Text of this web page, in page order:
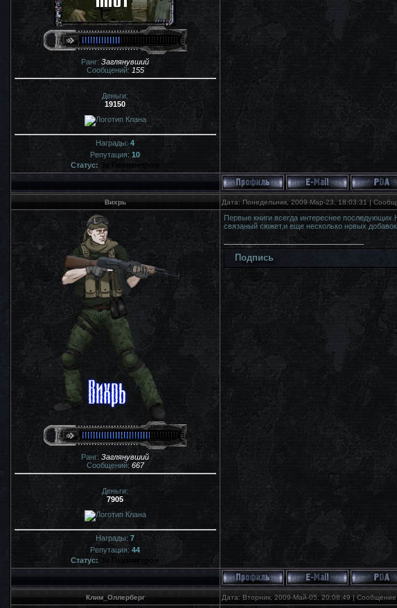
Ранг:Заглянувший
Сообщений:155
Деньги:
19150
Награды:4
Репутация:10
Статус: За Периметром
Вихрь Дата: Понедельник, 2009-Мар-23, 18:03:31 |
Ранг: Заглянувший
Сообщений: 667
Деньги:
7905
Награды:7
Репутация: 44
Статус: За Периметром
Первые книги всегда интереснее
связаный сюжет,и еще несколько новых
Подпись
Клим_Оллерберг Дата: Вторник, 2009-Май-05, 20:08:49 |